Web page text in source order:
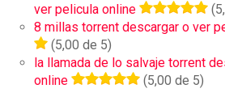
ver pelicula online
8 millas torrent descargar o ver
(5,00 de 5)
la llamada de lo salvaje torrent
online
(5,00 de 5)